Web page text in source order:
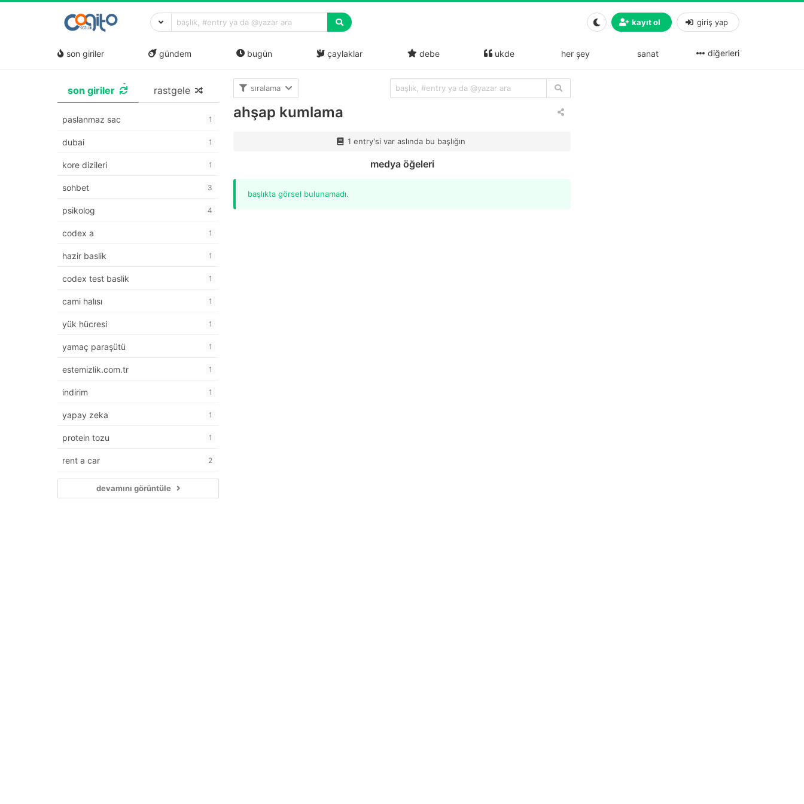
kayıt ol giriş yap
son giriler gündem bugün çaylaklar debe ukde her şey sanat diğerleri
son giriler rastgele
paslanmaz sac 1
dubai 1
kore dizileri 1
sohbet 3
psikolog 4
codex a 1
hazir baslik 1
codex test baslik 1
cami halısı 1
yük hücresi 1
yamaç paraşütü 1
estemizlik.com.tr 1
indirim 1
yapay zeka 1
protein tozu 1
rent a car 2
devamını görüntüle
sıralama
ahşap kumlama
1 entry'si var aslında bu başlığın
medya öğeleri
başlıkta görsel bulunamadı.